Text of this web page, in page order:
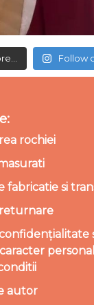
Follow
rochiei
fabricatie si
personal
autor